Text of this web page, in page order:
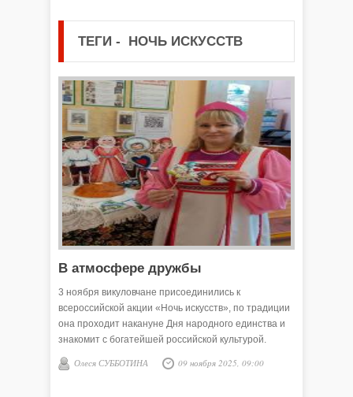
ТЕГИ - НОЧЬ ИСКУССТВ
В атмосфере дружбы
3 ноября викуловчане присоединились к
всероссийской акции «Ночь искусств», по традиции
она проходит накануне Дня народного единства и
знакомит с богатейшей российской культурой.
Олеся СУББОТИНА 09 ноября 2025, 09:00